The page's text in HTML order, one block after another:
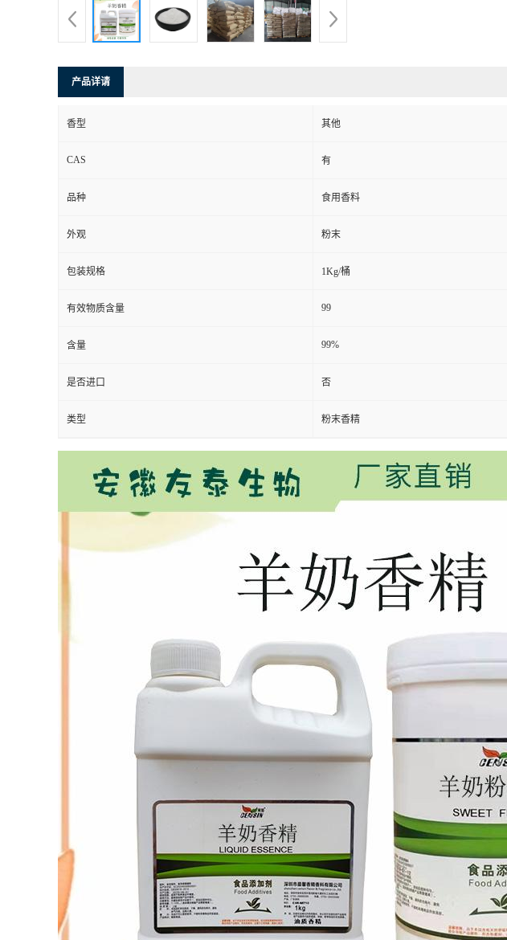
产品详请
香型 其他
CAS 有
品种 食用香料
外观 粉末
包装规格 1Kg/桶
有效物质含量 99
含量 99%
是否进口 否
类型 粉末香精